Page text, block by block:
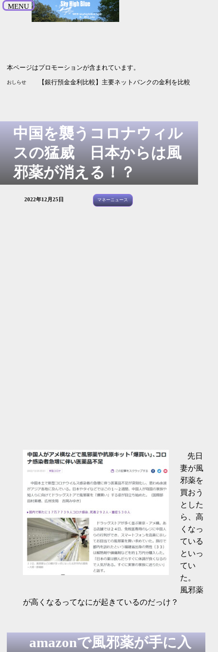
MENU
本ページはプロモーションが含まれています。
おしらせ 【SBI新生銀行】引っ越し受付中 最大5.2万円プレゼント 9
【株主優待2026】イーサポートリンクから毎年楽しみのあれ
【銀行預金金利比較】主要ネットバンクの金利を比較 2026
中国を襲うコロナウィル
スの猛威 日本からは風
邪薬が消える！？
2022年12月25日 マネーニュース
先日
妻が風
邪薬を
買おう
とした
ら、高
くなっ
ている
といっ
てい
た。
風邪薬
が高くなるってなにが起きているのだっけ？
amazonで風邪薬が手に入